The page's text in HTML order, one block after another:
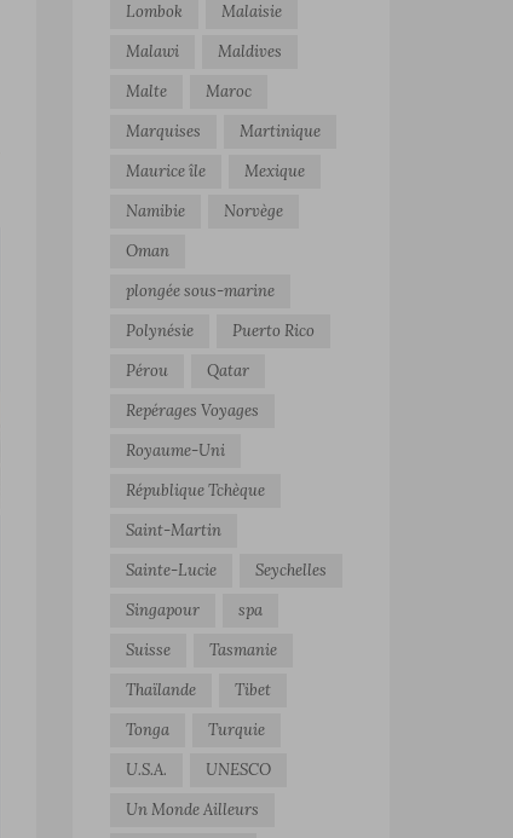
Lombok
Malaisie
Malawi
Maldives
Malte
Maroc
Marquises
Martinique
Maurice île
Mexique
Namibie
Norvège
Oman
plongée sous-marine
Polynésie
Puerto Rico
Pérou
Qatar
Repérages Voyages
Royaume-Uni
République Tchèque
Saint-Martin
Sainte-Lucie
Seychelles
Singapour
spa
Suisse
Tasmanie
Thaïlande
Tibet
Tonga
Turquie
U.S.A.
UNESCO
Un Monde Ailleurs